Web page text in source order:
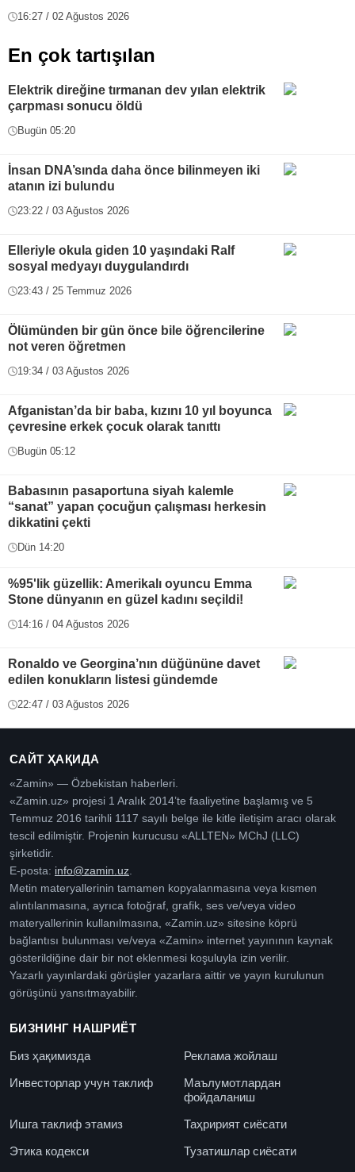
16:27 / 02 Ağustos 2026
En çok tartışılan
Elektrik direğine tırmanan dev yılan elektrik
çarpması sonucu öldü
Bugün 05:20
İnsan DNA’sında daha önce bilinmeyen iki
atanın izi bulundu
23:22 / 03 Ağustos 2026
Elleriyle okula giden 10 yaşındaki Ralf
sosyal medyayı duygulandırdı
23:43 / 25 Temmuz 2026
Ölümünden bir gün önce bile öğrencilerine
not veren öğretmen
19:34 / 03 Ağustos 2026
Afganistan’da bir baba, kızını 10 yıl boyunca
çevresine erkek çocuk olarak tanıttı
Bugün 05:12
Babasının pasaportuna siyah kalemle
“sanat” yapan çocuğun çalışması herkesin
dikkatini çekti
Dün 14:20
%95'lik güzellik: Amerikalı oyuncu Emma
Stone dünyanın en güzel kadını seçildi!
14:16 / 04 Ağustos 2026
Ronaldo ve Georgina’nın düğününe davet
edilen konukların listesi gündemde
22:47 / 03 Ağustos 2026
САЙТ ҲАҚИДА
«Zamin» — Özbekistan haberleri.
«Zamin.uz» projesi 1 Aralık 2014’te faaliyetine başlamış ve 5
Temmuz 2016 tarihli 1117 sayılı belge ile kitle iletişim aracı olarak
tescil edilmiştir. Projenin kurucusu «ALLTEN» MChJ (LLC)
şirketidir.
E-posta: info@zamin.uz.
Metin materyallerinin tamamen kopyalanmasına veya kısmen
alıntılanmasına, ayrıca fotoğraf, grafik, ses ve/veya video
materyallerinin kullanılmasına, «Zamin.uz» sitesine köprü
bağlantısı bulunması ve/veya «Zamin» internet yayınının kaynak
gösterildiğine dair bir not eklenmesi koşuluyla izin verilir.
Yazarlı yayınlardaki görüşler yazarlara aittir ve yayın kurulunun
görüşünü yansıtmayabilir.
БИЗНИНГ НАШРИЁТ
Биз ҳақимизда
Реклама жойлаш
Инвесторлар учун таклиф
Маълумотлардан
фойдаланиш
Ишга таклиф этамиз
Таҳририят сиёсати
Этика кодекси
Тузатишлар сиёсати